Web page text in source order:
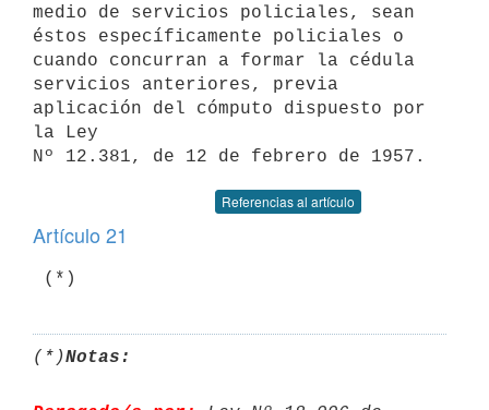
medio de servicios policiales, sean
éstos específicamente policiales o
cuando concurran a formar la cédula
servicios anteriores, previa
aplicación del cómputo dispuesto por
la Ley
Referencias al artículo
Artículo 21
(*)
(*)Notas: